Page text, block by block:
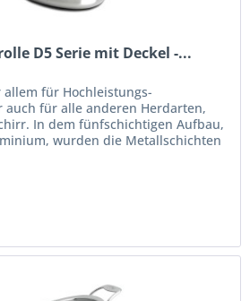
D5 Serie mit Deckel -...
allem für Hochleistungs-
für alle anderen Herdarten,
In dem fünfschichtigen Aufbau,
wurden die Metallschichten